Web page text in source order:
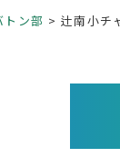
トン部 辻南小チ